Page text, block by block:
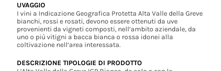
UVAGGIO
I vini a Indicazione Geografica Protetta Alta Valle della Greve
bianchi, rossi e rosati, devono essere ottenuti da uve
provenienti da vigneti composti, nell’ambito aziendale, da
uno o più vitigni a bacca bianca o rossa idonei alla
coltivazione nell’area interessata.
DESCRIZIONE TIPOLOGIE DI PRODOTTO